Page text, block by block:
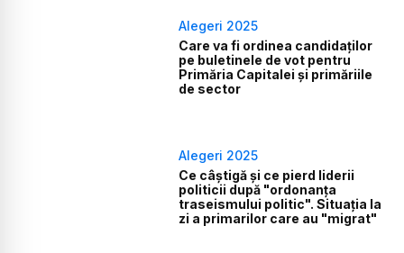
Alegeri 2025
Care va fi ordinea candidaților
pe buletinele de vot pentru
Primăria Capitalei și primăriile
de sector
Alegeri 2025
Ce câștigă și ce pierd liderii
politicii după "ordonanța
traseismului politic". Situația la
zi a primarilor care au "migrat"